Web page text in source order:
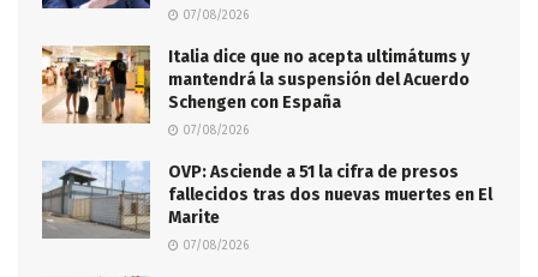
07/08/2026
Italia dice que no acepta ultimátums y
mantendrá la suspensión del Acuerdo
Schengen con España
07/08/2026
OVP: Asciende a 51 la cifra de presos
fallecidos tras dos nuevas muertes en El
Marite
07/08/2026